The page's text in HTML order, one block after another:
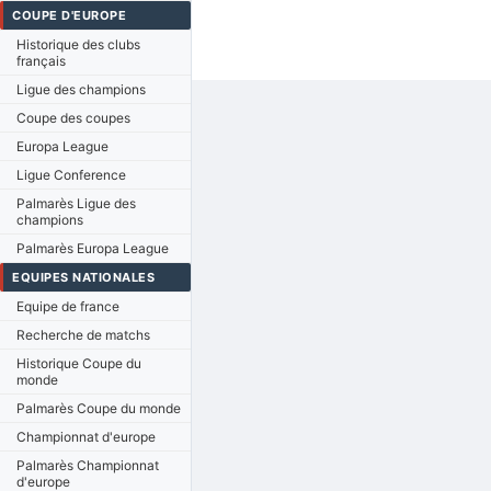
COUPE D'EUROPE
Historique des clubs
français
Ligue des champions
Coupe des coupes
Europa League
Ligue Conference
Palmarès Ligue des
champions
Palmarès Europa League
EQUIPES NATIONALES
Equipe de france
Recherche de matchs
Historique Coupe du
monde
Palmarès Coupe du monde
Championnat d'europe
Palmarès Championnat
d'europe